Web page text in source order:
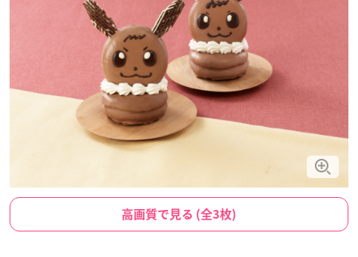
高画質で見る (全3枚)